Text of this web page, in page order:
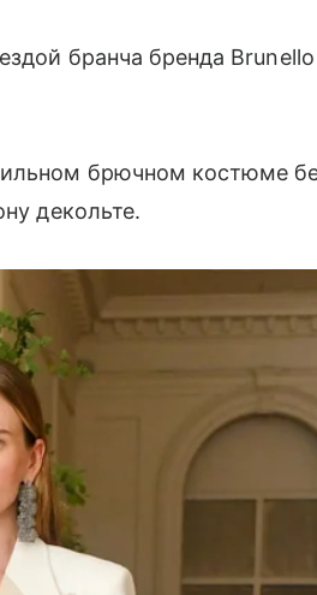
бранча бренда
брючном костюме
декольте.